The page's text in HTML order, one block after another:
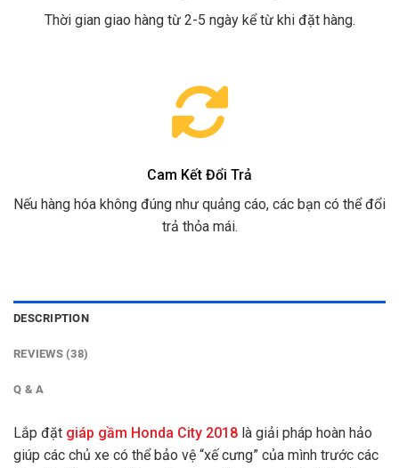
Thời gian giao hàng từ 2-5 ngày kể từ khi đặt hàng.
Cam Kết Đổi Trả
Nếu hàng hóa không đúng như quảng cáo, các bạn có thể đổi
trả thỏa mái.
DESCRIPTION
REVIEWS (38)
Q & A
Lắp đặt giáp gầm Honda City 2018 là giải pháp hoàn hảo
giúp các chủ xe có thể bảo vệ “xế cưng” của mình trước các